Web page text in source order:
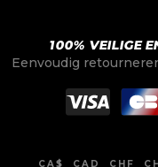
100% VEILIGE
Eenvoudig
CA$ CAD CHF